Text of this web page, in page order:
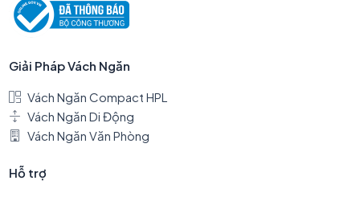
Giải Pháp Vách Ngăn
Vách Ngăn Compact HPL
Vách Ngăn Di Động
Vách Ngăn Văn Phòng
Hỗ trợ